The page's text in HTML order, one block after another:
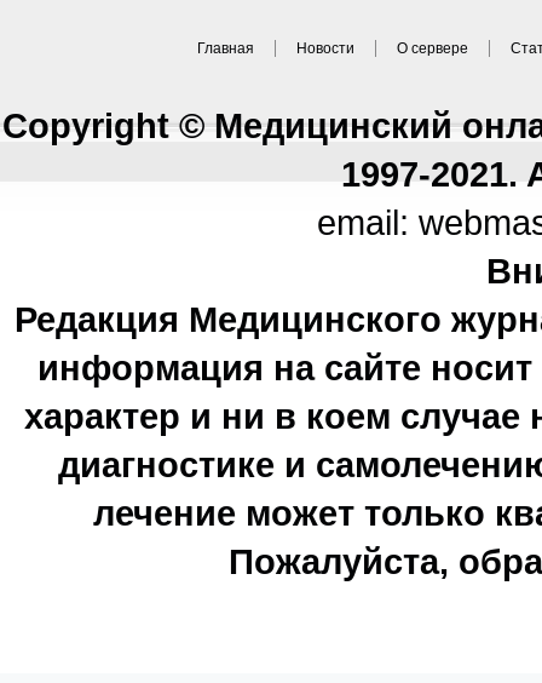
Главная Новости О сервере
Copyright © Медицинский
1997-2021.
email:
Редакция Медицинского
информация на сайте
характер и ни в коем
диагностике и
лечение может только
Пожалуйста,